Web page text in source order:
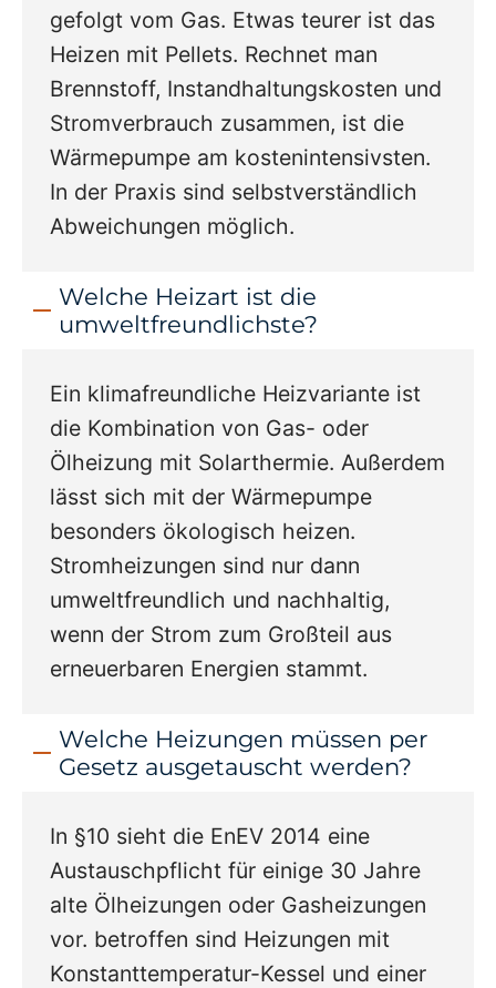
gefolgt vom Gas. Etwas teurer ist das
Heizen mit Pellets. Rechnet man
Brennstoff, Instandhaltungskosten und
Stromverbrauch zusammen, ist die
Wärmepumpe am kostenintensivsten.
In der Praxis sind selbstverständlich
Abweichungen möglich.
Welche Heizart ist die
umweltfreundlichste?
Ein klimafreundliche Heizvariante ist
die Kombination von Gas- oder
Ölheizung mit Solarthermie. Außerdem
lässt sich mit der Wärmepumpe
besonders ökologisch heizen.
Stromheizungen sind nur dann
umweltfreundlich und nachhaltig,
wenn der Strom zum Großteil aus
erneuerbaren Energien stammt.
Welche Heizungen müssen per
Gesetz ausgetauscht werden?
In §10 sieht die EnEV 2014 eine
Austauschpflicht für einige 30 Jahre
alte Ölheizungen oder Gasheizungen
vor. betroffen sind Heizungen mit
Konstanttemperatur-Kessel und einer